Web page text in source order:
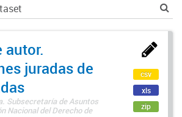
autor.
juradas de
Subsecretaría de Asuntos
Nacional del Derecho de
csv
xls
zip